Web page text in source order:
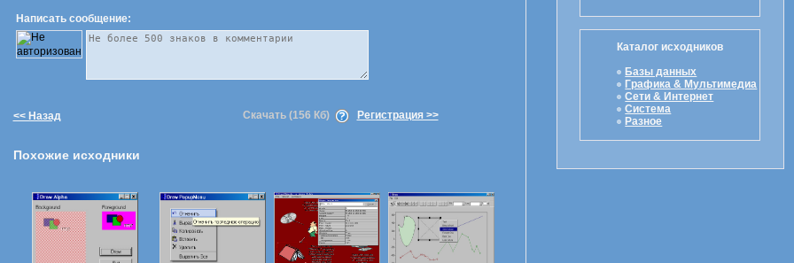
Каталог исходников
Базы данных
Графика & Мультимедиа
Сети & Интернет
Система
Разное
Написать сообщение:
<< Назад Скачать (156 Кб) Регистрация >>
Похожие исходники